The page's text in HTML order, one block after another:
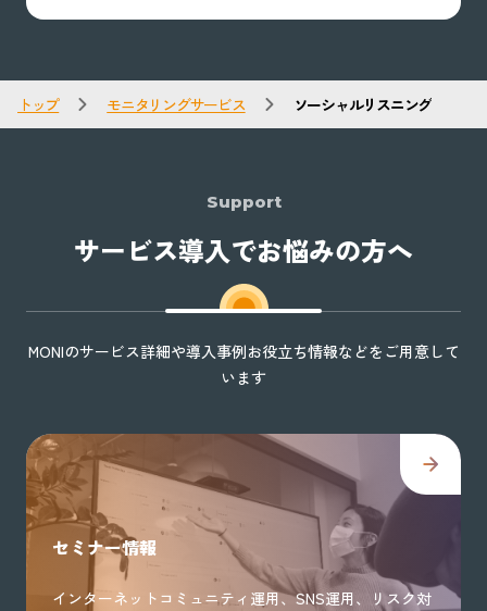
トップ モニタリングサービス ソーシャルリスニング
Support
サービス導入でお悩みの方へ
MONIのサービス詳細や導入事例お役立ち情報などをご用意して
います
セミナー情報
インターネットコミュニティ運用、SNS運用、リスク対